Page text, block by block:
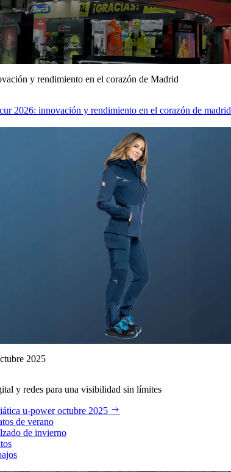
y rendimiento en el corazón de Madrid
2026: innovación y rendimiento en el corazón de madrid
2025
y redes para una visibilidad sin límites
u‑power octubre 2025
de verano
de invierno